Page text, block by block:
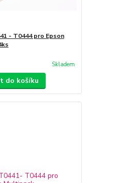
- T0444 pro Epson
Skladem
do košíku